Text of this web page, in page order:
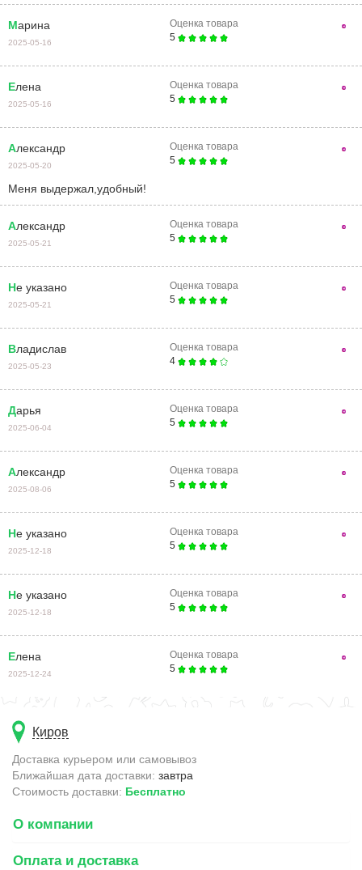
Марина
2025-05-16
Оценка товара
5
Елена
2025-05-16
Оценка товара
5
Александр
2025-05-20
Оценка товара
5
Меня выдержал,удобный!
Александр
2025-05-21
Оценка товара
5
Не указано
2025-05-21
Оценка товара
5
Владислав
2025-05-23
Оценка товара
4
Дарья
2025-06-04
Оценка товара
5
Александр
2025-08-06
Оценка товара
5
Не указано
2025-12-18
Оценка товара
5
Не указано
2025-12-18
Оценка товара
5
Елена
2025-12-24
Оценка товара
5
Киров
Доставка курьером или самовывоз
Ближайшая дата доставки: завтра
Стоимость доставки: Бесплатно
О компании
Оплата и доставка